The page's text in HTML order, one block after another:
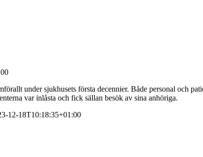
under sjukhusets första decennier. Både personal och
var inlåsta och fick sällan besök av sina anhöriga.
12-18T10:18:35+01:00